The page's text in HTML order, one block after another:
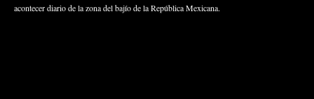
acontecer diario de la zona del bajío de la República Mexicana.